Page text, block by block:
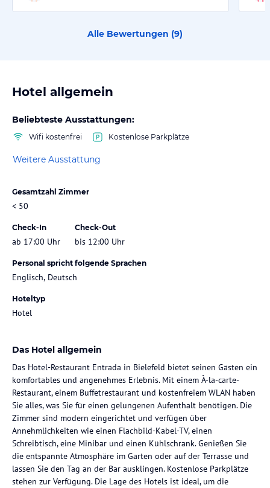
Alle Bewertungen (9)
Hotel allgemein
Beliebteste Ausstattungen:
Wifi kostenfrei Kostenlose Parkplätze
Weitere Ausstattung
Gesamtzahl Zimmer
< 50
Check-In
ab 17:00 Uhr
Check-Out
bis 12:00 Uhr
Personal spricht folgende Sprachen
Englisch, Deutsch
Hoteltyp
Hotel
Das Hotel allgemein
Das Hotel-Restaurant Entrada in Bielefeld bietet seinen Gästen ein
komfortables und angenehmes Erlebnis. Mit einem À-la-carte-
Restaurant, einem Buffetrestaurant und kostenfreiem WLAN haben
Sie alles, was Sie für einen gelungenen Aufenthalt benötigen. Die
Zimmer sind modern eingerichtet und verfügen über
Annehmlichkeiten wie einen Flachbild-Kabel-TV, einen
Schreibtisch, eine Minibar und einen Kühlschrank. Genießen Sie
die entspannte Atmosphäre im Garten oder auf der Terrasse und
lassen Sie den Tag an der Bar ausklingen. Kostenlose Parkplätze
stehen zur Verfügung. Die Lage des Hotels ist ideal, um die